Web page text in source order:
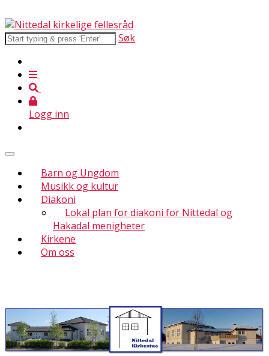
Søk
Logg inn
Barn og Ungdom
Musikk og kultur
Diakoni
Lokal plan for diakoni for Nittedal og
Hakadal menigheter
Kirkene
Om oss